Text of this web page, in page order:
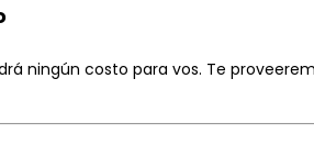
ningún costo para vos. Te